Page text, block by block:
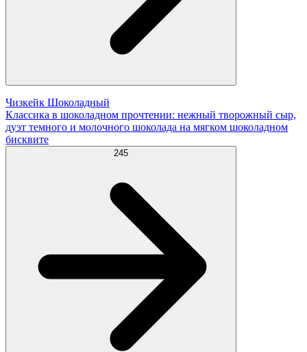
Чизкейк Шоколадный
Классика в шоколадном прочтении: нежный творожный сыр,
дуэт темного и молочного шоколада на мягком шоколадном
бисквите
245